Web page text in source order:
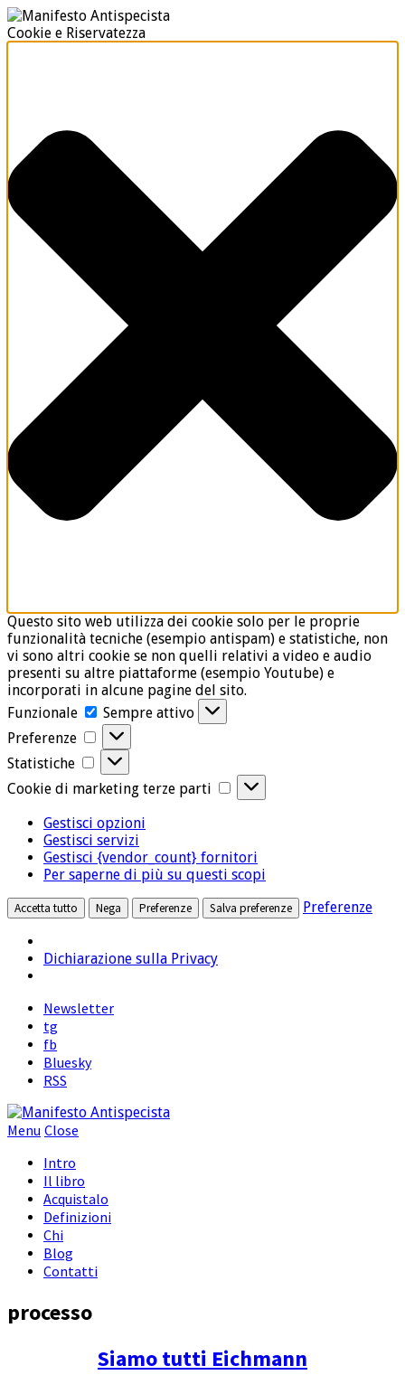
Cookie e Riservatezza
Questo sito web utilizza dei cookie solo per le proprie
funzionalità tecniche (esempio antispam) e statistiche, non
vi sono altri cookie se non quelli relativi a video e audio
presenti su altre piattaforme (esempio Youtube) e
incorporati in alcune pagine del sito.
Funzionale
Funzionale
Sempre attivo
Preferenze
Preferenze
Statistiche
Statistiche
Cookie di marketing terze parti
Cookie
di
parti
Gestisci opzioni
Gestisci servizi
Gestisci {vendor_count} fornitori
Per saperne di più su questi scopi
Accetta tutto Nega Preferenze Salva preferenze Preferenze
Dichiarazione sulla Privacy
Newsletter
tg
fb
Bluesky
RSS
Menu Close
Intro
Il libro
Acquistalo
Definizioni
Chi
Blog
Contatti
processo
Siamo tutti Eichmann